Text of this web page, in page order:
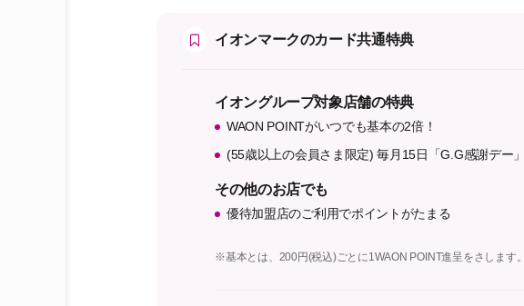
イオンマークのカード共通特典
イオングループ対象店舗の特典
WAON POINTがいつでも基本の2倍！
(55歳以上の会員さま限定) 毎月15日「G.G感謝デー
その他のお店でも
優待加盟店のご利用でポイントがたまる
※基本とは、200円(税込)ごとに1WAON POINT進呈をさします。